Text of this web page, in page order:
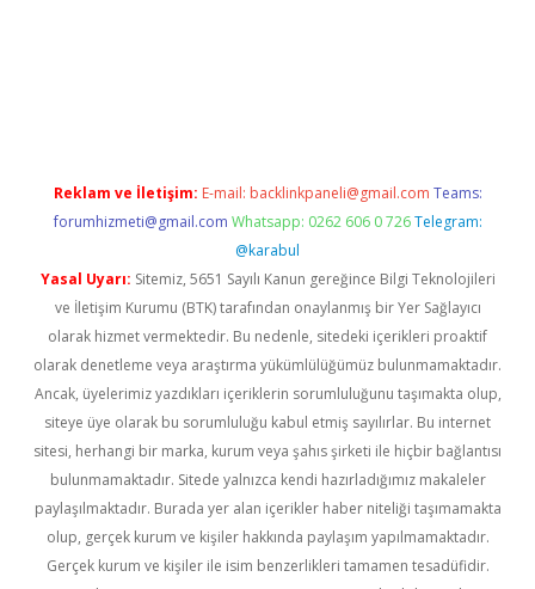
Reklam ve İletişim: E-mail: backlinkpaneli@gmail.com Teams:
forumhizmeti@gmail.com Whatsapp: 0262 606 0 726 Telegram:
@karabul
Yasal Uyarı: Sitemiz, 5651 Sayılı Kanun gereğince Bilgi Teknolojileri
ve İletişim Kurumu (BTK) tarafından onaylanmış bir Yer Sağlayıcı
olarak hizmet vermektedir. Bu nedenle, sitedeki içerikleri proaktif
olarak denetleme veya araştırma yükümlülüğümüz bulunmamaktadır.
Ancak, üyelerimiz yazdıkları içeriklerin sorumluluğunu taşımakta olup,
siteye üye olarak bu sorumluluğu kabul etmiş sayılırlar. Bu internet
sitesi, herhangi bir marka, kurum veya şahıs şirketi ile hiçbir bağlantısı
bulunmamaktadır. Sitede yalnızca kendi hazırladığımız makaleler
paylaşılmaktadır. Burada yer alan içerikler haber niteliği taşımamakta
olup, gerçek kurum ve kişiler hakkında paylaşım yapılmamaktadır.
Gerçek kurum ve kişiler ile isim benzerlikleri tamamen tesadüfidir.